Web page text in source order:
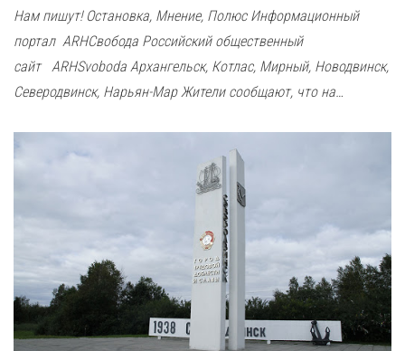
Нам пишут! Остановка, Мнение, Полюс Информационный
портал ARHСвобода Российский общественный
сайт ARHSvoboda Архангельск, Котлас, Мирный, Новодвинск,
Северодвинск, Нарьян-Мар Жители сообщают, что на…